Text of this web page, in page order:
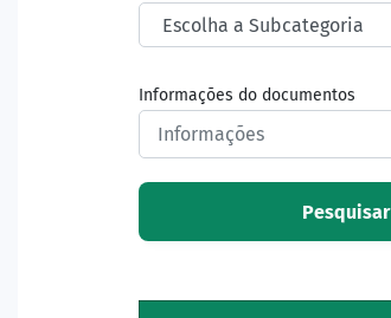
Informações do documentos
Pesquisar